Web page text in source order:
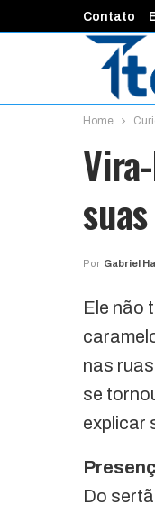
Contato
Home
Por Gabriel
Ele não
nas
se
explicar
Do